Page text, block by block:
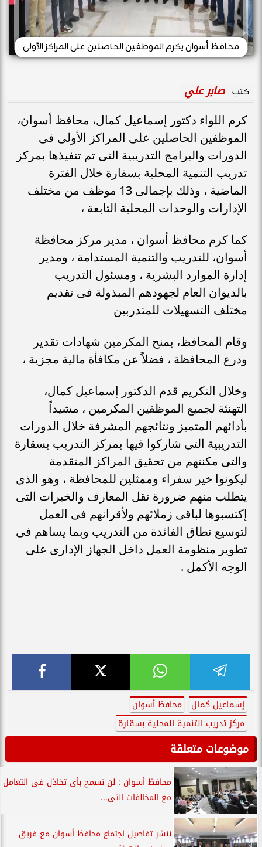
محافظ أسوان يكرم الموظفين الحاصلين على المراكز الأولى
كتب صابر علي
كرم اللواء دكتور إسماعيل كمال، محافظ أسوان،
الموظفين الحاصلين على المراكز الأولى فى
الدورات والبرامج التدريبية التى تم تنفيذها بمركز
تدريب التنمية المحلية بسقارة خلال الفترة
الماضية ، وذلك بإجمالى 13 موظف من مختلف
الإدارات والوحدات المحلية التابعة ،
كما كرم محافظ أسوان ، مدير مركز محافظة
أسوان، للتدريب والتنمية المستدامة ، ومدير
إدارة الموارد البشرية ، ومسئول التدريب
بالديوان العام لجهودهم المبذولة فى تقديم
مختلف التسهيلات للمتدربين
وقام المحافظ، بمنح المكرمين شهادات تقدير
ودرع المحافظة ، فضلاً عن مكافأة مالية مجزية ،
وخلال التكريم قدم الدكتور إسماعيل كمال،
التهنئة لجميع الموظفين المكرمين ، مشيداً
بأدائهم المتميز ونتائجهم المشرفة خلال الدورات
التدريبية التى شاركوا فيها بمركز التدريب بسقارة
والتى مكنتهم من تحقيق المراكز المتقدمة
ليكونوا خير سفراء وممثلين للمحافظة ، وهو الذى
يتطلب منهم ضرورة نقل المعارف والخبرات التى
إكتسبوها لباقى زملائهم ولأقرانهم فى العمل
لتوسيع نطاق الفائدة من التدريب وبما يساهم فى
تطوير منظومة العمل داخل الجهاز الإدارى على
الوجه الأكمل .
إسماعيل كمال
محافظ أسوان
مركز تدريب التنمية المحلية بسقارة
موضوعات متعلقة
محافظ أسوان : لن نسمح بأى تخاذل فى التعامل
مع المخالفات التى...
ننشر تفاصيل اجتماع محافظ أسوان مع فريق